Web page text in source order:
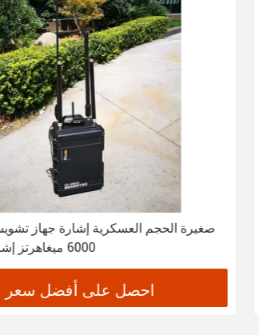
6000 ميغاهرتز إشارات لاسلكية
احصل على أفضل سعر